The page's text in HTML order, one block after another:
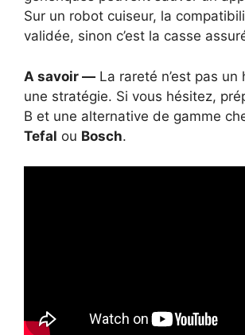
Sur un robot cuiseur, la
validée, sinon c’est la casse
A savoir — La rareté n’est pas un
une stratégie. Si vous hésitez,
B et une alternative de gamme
Tefal ou Bosch.